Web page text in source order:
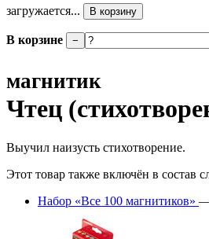
загружается... В корзину
В корзине −
магнитик
Чтец
Выучил наизусть стихотворение.
Этот товар также включён в состав
Набор «Все 100 магнитиков» —